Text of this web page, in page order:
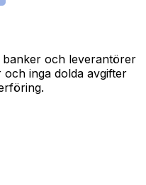
banker och leverantörer
inga dolda avgifter